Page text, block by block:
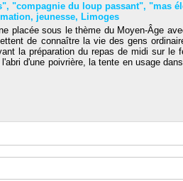
, "compagnie du loup passant", "mas
, jeunesse, Limoges
placée sous le thème du Moyen-Âge
de connaître la vie des gens
la préparation du repas de midi sur le
d'une poivrière, la tente en usage